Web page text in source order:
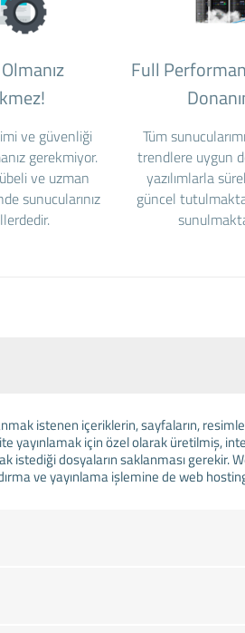
ve güvenliği
gerekmiyor.
ve uzman
sunucularınız
Full
Tüm
trendlere uygun
yazılımlarla
güncel
istenen içeriklerin, sayfaların,
için özel olarak üretilmiş,
dosyaların saklanması gerekir.
ve yayınlama işlemine de web